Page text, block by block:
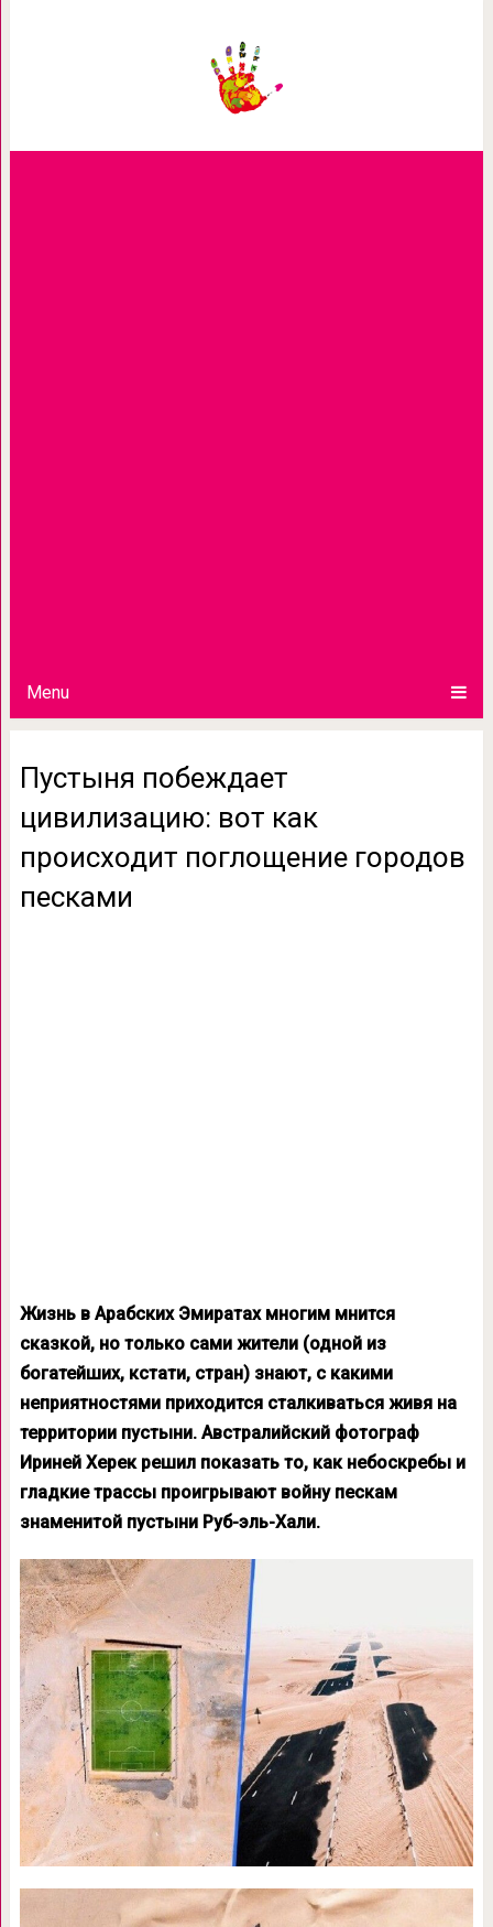
Menu
Пустыня побеждает
цивилизацию: вот как
происходит поглощение городов
песками
Жизнь в Арабских Эмиратах многим мнится
сказкой, но только сами жители (одной из
богатейших, кстати, стран) знают, с какими
неприятностями приходится сталкиваться живя на
территории пустыни. Австралийский фотограф
Ириней Херек решил показать то, как небоскребы и
гладкие трассы проигрывают войну пескам
знаменитой пустыни Руб-эль-Хали.